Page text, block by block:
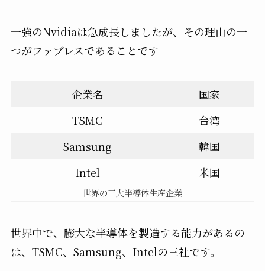
一強のNvidiaは急成長しましたが、その理由の一
つがファブレスであることです
企業名
国家
TSMC
台湾
Samsung
韓国
Intel
米国
世界の三大半導体生産企業
世界中で、膨大な半導体を製造する能力があるの
は、TSMC、Samsung、Intelの三社です。